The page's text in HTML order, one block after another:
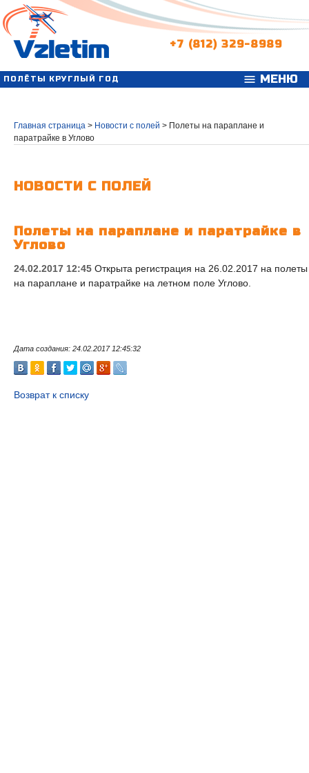
+7 (812) 329-8989
ПОЛЁТЫ КРУГЛЫЙ ГОД menu МЕНЮ
Главная страница > Новости с полей > Полеты на параплане и
паратрайке в Углово
НОВОСТИ С ПОЛЕЙ
Полеты на параплане и паратрайке в
Углово
24.02.2017 12:45 Открыта регистрация на 26.02.2017 на полеты
на параплане и паратрайке на летном поле Углово.
Дата создания: 24.02.2017 12:45:32
Возврат к списку